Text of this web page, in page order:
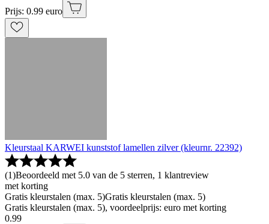
Prijs: 0.99 euro
Kleurstaal KARWEI kunststof lamellen zilver (kleurnr. 22392)
(1)Beoordeeld met 5.0 van de 5 sterren, 1 klantreview
met korting
Gratis kleurstalen (max. 5)Gratis kleurstalen (max. 5)
Gratis kleurstalen (max. 5), voordeelprijs: euro met korting
0.99